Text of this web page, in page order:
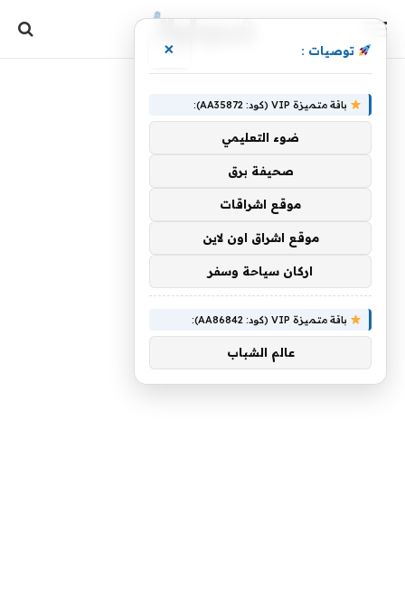
توصيات : ×
باقة متميزة VIP (كود: AA35872):
ضوء التعليمي
صحيفة برق
موقع اشراقات
موقع اشراق اون لاين
اركان سياحة وسفر
باقة متميزة VIP (كود: AA86842):
عالم الشباب